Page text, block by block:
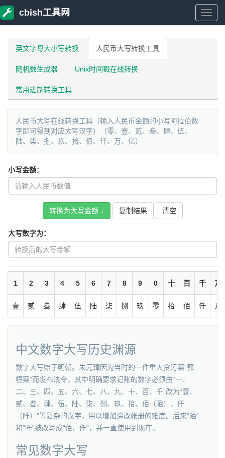
cbish
cbish工具网
英文字母大小写转换 人民币大写转换工具
随机数生成器 Unix时间戳在线转换
常用进制转换工具
人民币大写在线转换工具（输入人民币金额的小写阿拉伯数
字即可得到对应大写汉字）（零、壹、贰、叁、肆、伍、
陆、柒、捌、玖、拾、佰、仟、万、亿）
小写金额：
复制结果
大写数字为：
1 2 3 4 5 6 7 8 9 0 十 百 千 万
壹 贰 叁 肆 伍 陆 柒 捌 玖 零 拾 佰 仟 万
中文数字大写历史渊源
数字大写始于明朝。朱元璋因为当时的一件重大贪污案“郭
桓案”而发布法令，其中明确要求记账的数字必须由“一、
二、三、四、五、六、七、八、九、十、百、千”改为“壹、
贰、叁、肆、伍、陆、柒、捌、玖、拾、佰（陌）、仟
（阡）”等复杂的汉字，用以增加涂改帐册的难度。后来“陌”
和“阡”被改写成“佰、仟”，并一直使用到现在。
常见数字大写